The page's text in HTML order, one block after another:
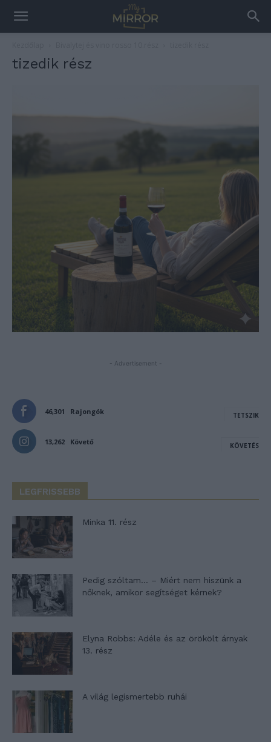
tizedik rész
- Advertisement -
46,301 Rajongók TETSZIK
13,262 Követő KÖVETÉS
LEGFRISSEBB
Minka 11. rész
Pedig szóltam… – Miért nem hiszünk a
nőknek, amikor segítséget kérnek?
Elyna Robbs: Adéle és az örökölt árnyak
13. rész
A világ legismertebb ruhái